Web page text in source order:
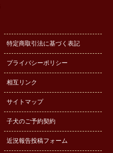
特定商取引法に基づく表記
プライバシーポリシー
相互リンク
サイトマップ
子犬のご予約契約
近況報告投稿フォーム